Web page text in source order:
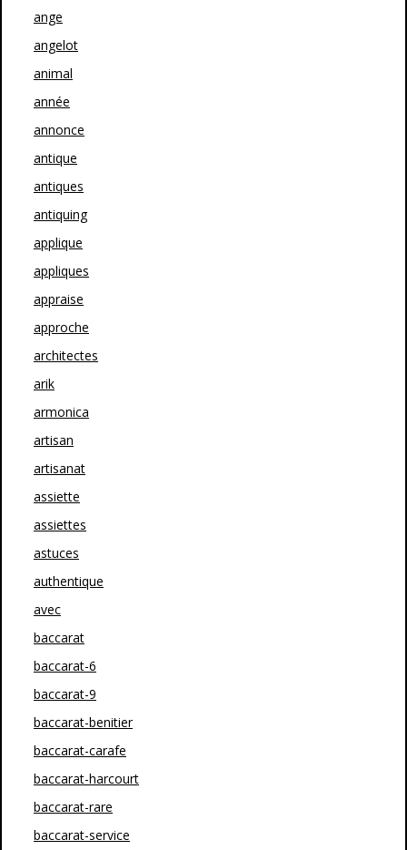
ange
angelot
animal
année
annonce
antique
antiques
antiquing
applique
appliques
appraise
approche
architectes
arik
armonica
artisan
artisanat
assiette
assiettes
astuces
authentique
avec
baccarat
baccarat-6
baccarat-9
baccarat-benitier
baccarat-carafe
baccarat-harcourt
baccarat-rare
baccarat-service